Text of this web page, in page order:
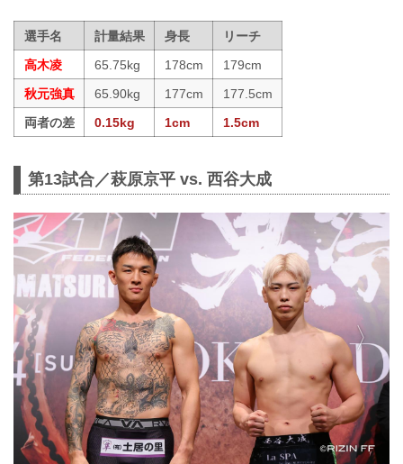
選手名 計量結果 身長
リーチ
高木凌
65.75kg 178cm
179cm
秋元強真
65.90kg 177cm
177.5cm
両者の差
0.15kg 1cm 1.5cm
第13試合／萩原京平 vs. 西谷大成